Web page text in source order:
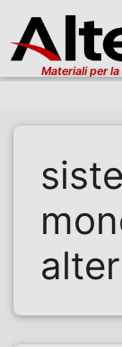
Materiali per